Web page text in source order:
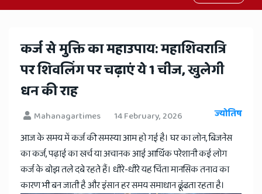
Hindi
News,
Hindi
Samachar,
Jaipur
Rajasthan
News
कर्ज से मुक्ति का महाउपाय: महाशिवरात्रि
पर शिवलिंग पर चढ़ाएं ये 1 चीज, खुलेगी
धन की राह
Mahanagartimes 14 February, 2026
ज्योतिष
आज के समय में कर्ज की समस्या आम हो गई है। घर का लोन, बिजनेस
का कर्ज, पढ़ाई का खर्च या अचानक आई आर्थिक परेशानी कई लोग
कर्ज के बोझ तले दबे रहते हैं। धीरे-धीरे यह चिंता मानसिक तनाव का
कारण भी बन जाती है और इंसान हर समय समाधान ढूंढता रहता है।